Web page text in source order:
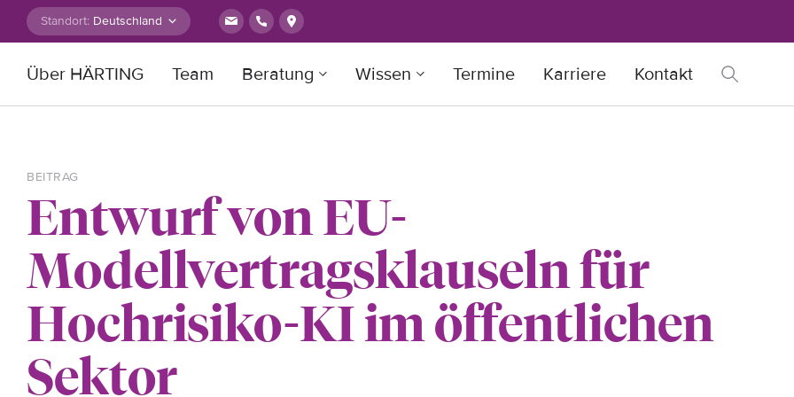
Zum Inhalt springen
Standort:
Über HÄRTING Team Beratung Wissen Termine Karriere Kontakt
BEITRAG
Entwurf von EU-
Modellvertragsklauseln für
Hochrisiko-KI im öffentlichen
Sektor